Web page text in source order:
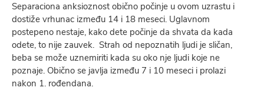
Separaciona anksioznost obično počinje u ovom uzrastu i
dostiže vrhunac između 14 i 18 meseci. Uglavnom
postepeno nestaje, kako dete počinje da shvata da kada
odete, to nije zauvek. Strah od nepoznatih ljudi je sličan,
beba se može uznemiriti kada su oko nje ljudi koje ne
poznaje. Obično se javlja između 7 i 10 meseci i prolazi
nakon 1. rođendana.